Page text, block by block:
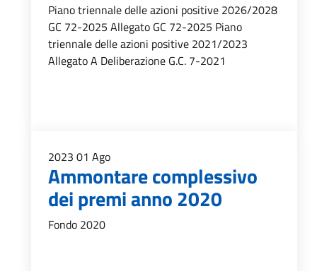
Piano triennale delle azioni positive 2026/2028
GC 72-2025 Allegato GC 72-2025 Piano
triennale delle azioni positive 2021/2023
Allegato A Deliberazione G.C. 7-2021
2023 01 Ago
Ammontare complessivo
dei premi anno 2020
Fondo 2020